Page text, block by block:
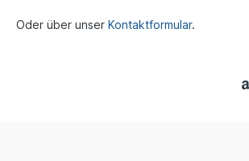
Oder über unser Kontaktformular.